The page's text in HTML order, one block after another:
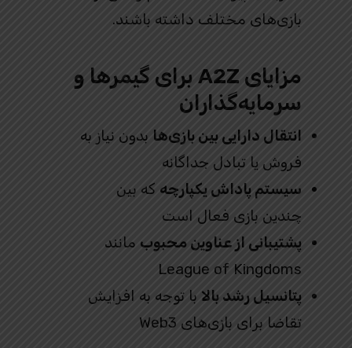
بازی‌های مختلف داشته باشند.
مزایای A2Z برای گیمرها و
سرمایه‌گذاران
انتقال دارایی بین بازی‌ها بدون نیاز به
فروش یا تبادل جداگانه
سیستم پاداش یکپارچه که بین
چندین بازی فعال است
پشتیبانی از عناوین محبوب مانند
League of Kingdoms
پتانسیل رشد بالا با توجه به افزایش
تقاضا برای بازی‌های Web3